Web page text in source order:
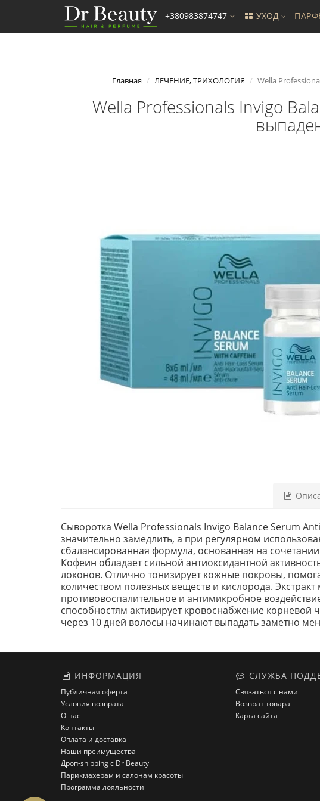
+380983874747 УХОД
Главная ЛЕЧЕНИЕ, ТРИХОЛОГИЯ Wella
Wella Professionals Invigo
Сыворотка Wella Professionals Invigo Balance Serum
значительно замедлить, а при регулярном
сбалансированная формула, основанная на
Кофеин обладает сильной антиоксидантной
локонов. Отлично тонизирует кожные покровы,
количеством полезных веществ и кислорода.
противовоспалительное и антимикробное
способностям активирует кровоснабжение
через 10 дней волосы начинают выпадать заметно
ИНФОРМАЦИЯ
Публичная оферта
Условия возврата
О нас
Контакты
Оплата и доставка
Наши преимущества
Дроп-shipping с Dr Beauty
Парикмахерам и салонам красоты
Программа лояльности
СЛУЖБА
Связаться с нами
Возврат товара
Карта сайта